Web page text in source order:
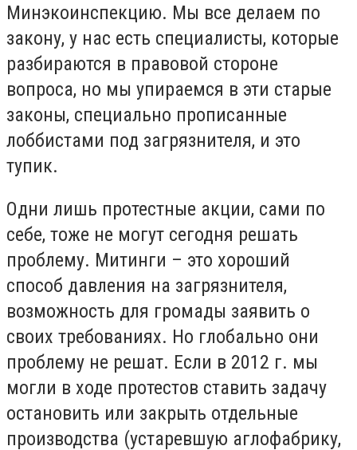
Минэкоинспекцию. Мы все делаем по
закону, у нас есть специалисты, которые
разбираются в правовой стороне
вопроса, но мы упираемся в эти старые
законы, специально прописанные
лоббистами под загрязнителя, и это
тупик.
Одни лишь протестные акции, сами по
себе, тоже не могут сегодня решать
проблему. Митинги – это хороший
способ давления на загрязнителя,
возможность для громады заявить о
своих требованиях. Но глобально они
проблему не решат. Если в 2012 г. мы
могли в ходе протестов ставить задачу
остановить или закрыть отдельные
производства (устаревшую аглофабрику,